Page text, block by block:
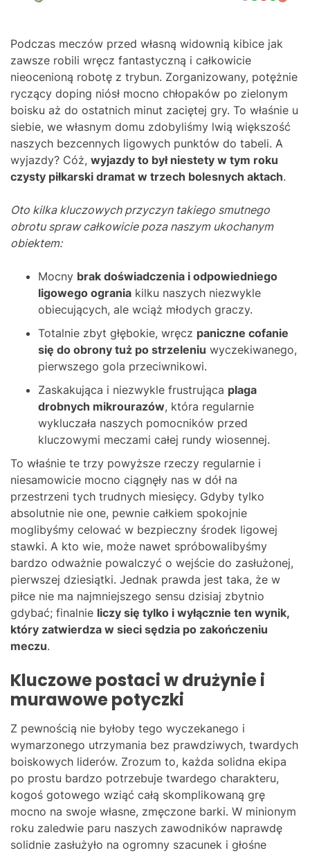
Podczas meczów przed własną widownią kibice jak
zawsze robili wręcz fantastyczną i całkowicie
nieocenioną robotę z trybun. Zorganizowany, potężnie
ryczący doping niósł mocno chłopaków po zielonym
boisku aż do ostatnich minut zaciętej gry. To właśnie u
siebie, we własnym domu zdobyliśmy lwią większość
naszych bezcennych ligowych punktów do tabeli. A
wyjazdy? Cóż, wyjazdy to był niestety w tym roku
czysty piłkarski dramat w trzech bolesnych aktach.
Oto kilka kluczowych przyczyn takiego smutnego
obrotu spraw całkowicie poza naszym ukochanym
obiektem:
Mocny brak doświadczenia i odpowiedniego
ligowego ogrania kilku naszych niezwykle
obiecujących, ale wciąż młodych graczy.
Totalnie zbyt głębokie, wręcz paniczne cofanie
się do obrony tuż po strzeleniu wyczekiwanego,
pierwszego gola przeciwnikowi.
Zaskakująca i niezwykle frustrująca plaga
drobnych mikrourazów, która regularnie
wykluczała naszych pomocników przed
kluczowymi meczami całej rundy wiosennej.
To właśnie te trzy powyższe rzeczy regularnie i
niesamowicie mocno ciągnęły nas w dół na
przestrzeni tych trudnych miesięcy. Gdyby tylko
absolutnie nie one, pewnie całkiem spokojnie
moglibyśmy celować w bezpieczny środek ligowej
stawki. A kto wie, może nawet spróbowalibyśmy
bardzo odważnie powalczyć o wejście do zasłużonej,
pierwszej dziesiątki. Jednak prawda jest taka, że w
piłce nie ma najmniejszego sensu dzisiaj zbytnio
gdybać; finalnie liczy się tylko i wyłącznie ten wynik,
który zatwierdza w sieci sędzia po zakończeniu
meczu.
Kluczowe postaci w drużynie i
murawowe potyczki
Z pewnością nie byłoby tego wyczekanego i
wymarzonego utrzymania bez prawdziwych, twardych
boiskowych liderów. Zrozum to, każda solidna ekipa
po prostu bardzo potrzebuje twardego charakteru,
kogoś gotowego wziąć całą skomplikowaną grę
mocno na swoje własne, zmęczone barki. W minionym
roku zaledwie paru naszych zawodników naprawdę
solidnie zasłużyło na ogromny szacunek i głośne